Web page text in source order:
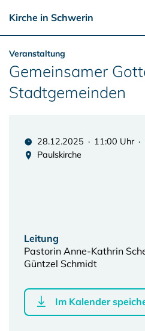
Kirche in Schwerin
Veranstaltung
Gemeinsamer
Stadtgemeinden
28.12.2025 · 11:00 Uhr ·
Paulskirche
Leitung
Pastorin Anne-Kathrin
Güntzel Schmidt
Im Kalender